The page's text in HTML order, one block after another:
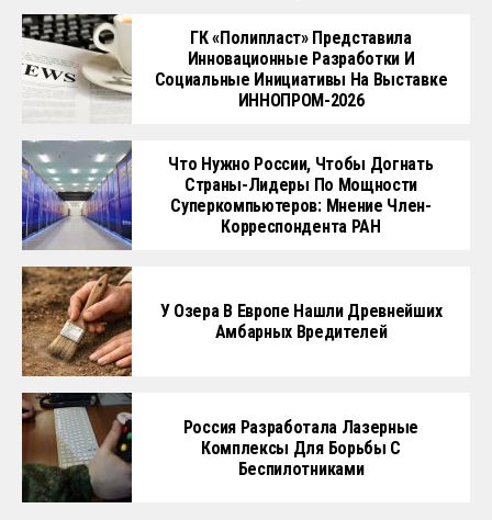
ГК «Полипласт» Представила
Инновационные Разработки И
Социальные Инициативы На Выставке
ИННОПРОМ-2026
Что Нужно России, Чтобы Догнать
Страны-Лидеры По Мощности
Суперкомпьютеров: Мнение Член-
Корреспондента РАН
У Озера В Европе Нашли Древнейших
Амбарных Вредителей
Россия Разработала Лазерные
Комплексы Для Борьбы С
Беспилотниками